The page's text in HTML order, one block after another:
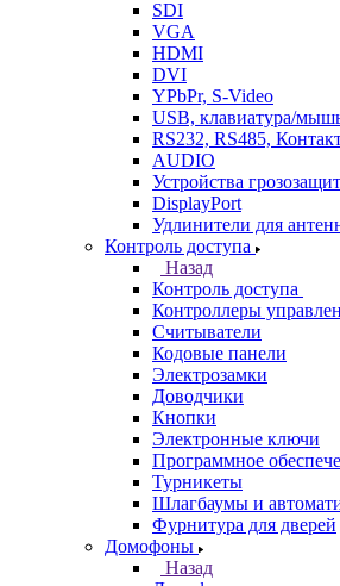
SDI
VGA
HDMI
DVI
YPbPr, S-Video
USB, клавиатура/
RS232, RS485,
AUDIO
Устройства
DisplayPort
Удлинители для
Контроль доступа
Назад
Контроль доступа
Контроллеры
Считыватели
Кодовые панели
Электрозамки
Доводчики
Кнопки
Электронные ключи
Программное
Турникеты
Шлагбаумы и
Фурнитура для дверей
Домофоны
Назад